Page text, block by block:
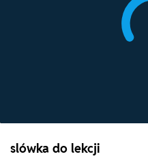
slówka do lekcji